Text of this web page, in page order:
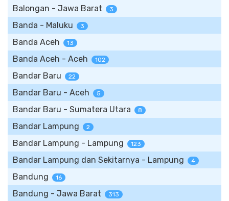
Balongan - Jawa Barat 3
Banda - Maluku 3
Banda Aceh 13
Banda Aceh - Aceh 102
Bandar Baru 22
Bandar Baru - Aceh 5
Bandar Baru - Sumatera Utara 8
Bandar Lampung 2
Bandar Lampung - Lampung 123
Bandar Lampung dan Sekitarnya - Lampung 4
Bandung 16
Bandung - Jawa Barat 313